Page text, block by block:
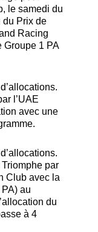
le samedi du
du Prix de
Racing
Groupe 1 PA
l’UAE
avec une
par
Club avec la
au
du
à 4